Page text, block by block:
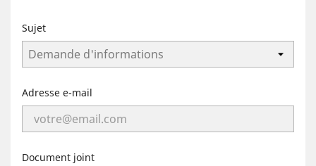
Sujet
Adresse e-mail
Document joint